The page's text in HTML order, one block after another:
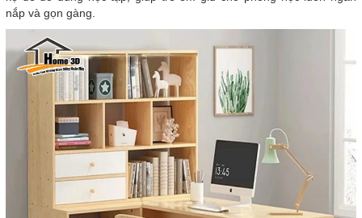
nắp và gọn gàng.